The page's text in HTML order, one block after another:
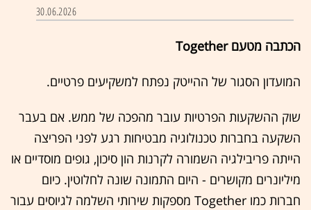
30.06.2026
הכתבה מטעם Together
המועדון הסגור של ההייטק נפתח למשקיעים פרטיים.
שוק ההשקעות הפרטיות עובר מהפכה של ממש. אם בעבר
השקעה בחברות טכנולוגיה מבטיחות רגע לפני הפריצה
הייתה פריבילגיה השמורה לקרנות הון סיכון, גופים מוסדיים או
מיליונרים מקושרים - היום התמונה שונה לחלוטין. כיום
חברות כמו Together מספקות שירותי השלמה לגיוסים עבור